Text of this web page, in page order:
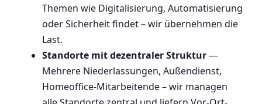
Themen wie Digitalisierung, Automatisierung
oder Sicherheit findet – wir übernehmen die
Last.
Standorte mit dezentraler Struktur—
Mehrere Niederlassungen, Außendienst,
Homeoffice-Mitarbeitende – wir managen